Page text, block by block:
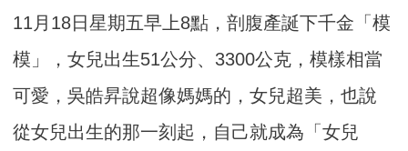
11月18日星期五早上8點，剖腹產誕下千金「模
模」，女兒出生51公分、3300公克，模樣相當
可愛，吳皓昇說超像媽媽的，女兒超美，也說
從女兒出生的那一刻起，自己就成為「女兒